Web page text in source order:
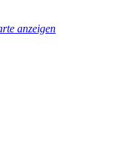
anzeigen